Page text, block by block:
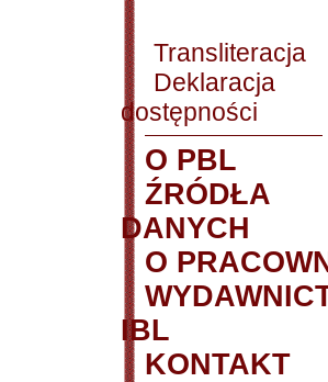
Transliteracja
Deklaracja
dostępności
O PBL
ŹRÓDŁA
DANYCH
O
IBL
KONTAKT